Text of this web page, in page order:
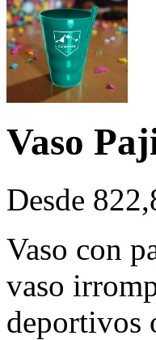
Vaso
Desde
Vaso con
vaso
deportivos